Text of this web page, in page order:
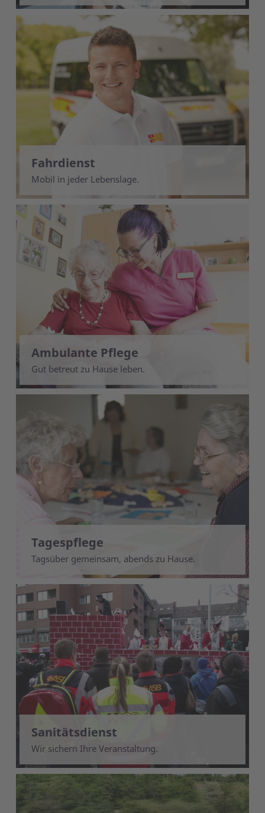
Fahrdienst
Mobil in jeder Lebenslage.
Ambulante Pflege
Gut betreut zu Hause leben.
Tagespflege
Tagsüber gemeinsam, abends zu Hause.
Sanitätsdienst
Wir sichern Ihre Veranstaltung.